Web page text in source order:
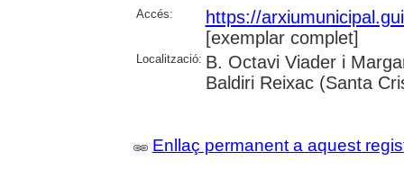
Accés:
https://
[exemplar complet]
Localització: B. Octavi Viader i
Baldiri Reixac (Santa
Enllaç permanent a aquest